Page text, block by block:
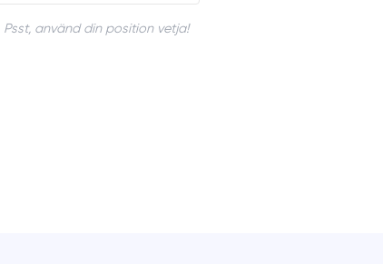
Psst, använd din position vetja!